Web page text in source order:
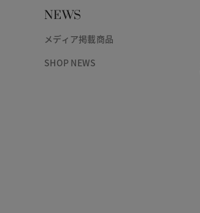
NEWS
メディア掲載商品
SHOP NEWS